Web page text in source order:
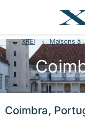
XREI
Coimbra,